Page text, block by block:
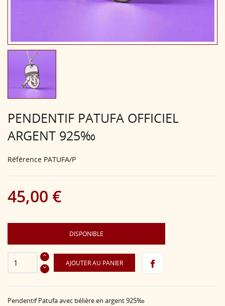
PENDENTIF PATUFA OFFICIEL
ARGENT 925‰
Référence PATUFA/P
45,00 €
DISPONIBLE
AJOUTER AU PANIER
Pendentif Patufa avec bélière en argent 925‰